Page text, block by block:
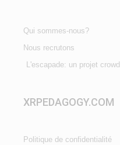
Qui sommes-nous?
Nous recrutons
L'escapade: un projet
XRPEDAGOGY.COM
Politique de confidentialité